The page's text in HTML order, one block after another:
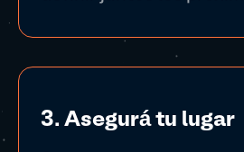
3. Asegurá tu lugar